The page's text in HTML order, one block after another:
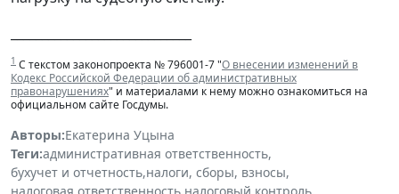
1 С текстом законопроекта № 796001-7 "О внесении изменений в
Кодекс Российской Федерации об административных
правонарушениях" и материалами к нему можно ознакомиться на
официальном сайте Госдумы.
Авторы:Екатерина Уцына
Теги:административная ответственность,
бухучет и отчетность,налоги, сборы, взносы,